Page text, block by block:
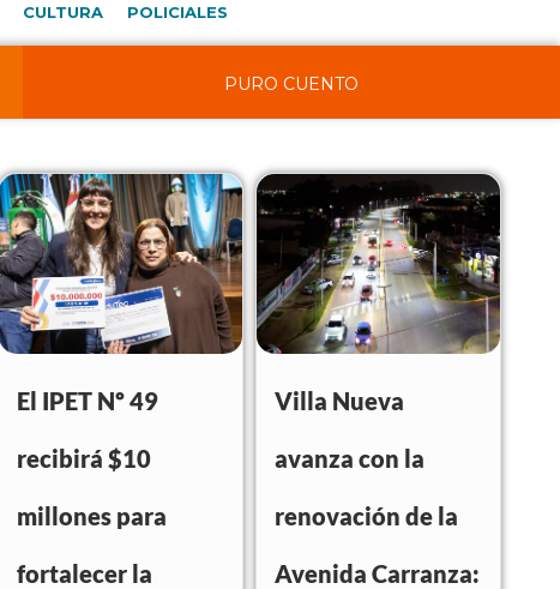
CULTURA POLICIALES
PURO CUENTO
El IPET Nº 49
recibirá $10
millones para
fortalecer la
Villa Nueva
avanza con la
renovación de la
Avenida Carranza: